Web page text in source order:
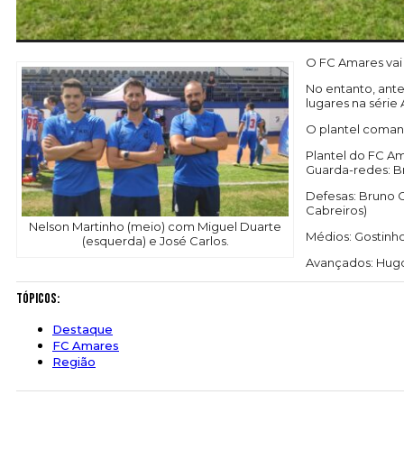
Nelson Martinho (meio) com Miguel Duarte
(esquerda) e José Carlos.
O FC Amares
No entanto,
lugares na
O plantel
Plantel do FC
Guarda-redes:
Defesas: Bruno
Cabreiros)
Médios:
Avançados:
Tópicos:
Destaque
FC Amares
Região